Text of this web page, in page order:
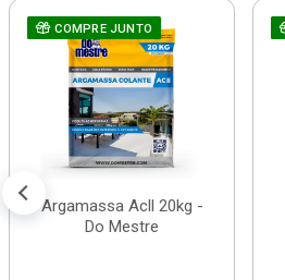
COMPRE JUNTO
Argamassa Acll 20kg -
Do Mestre